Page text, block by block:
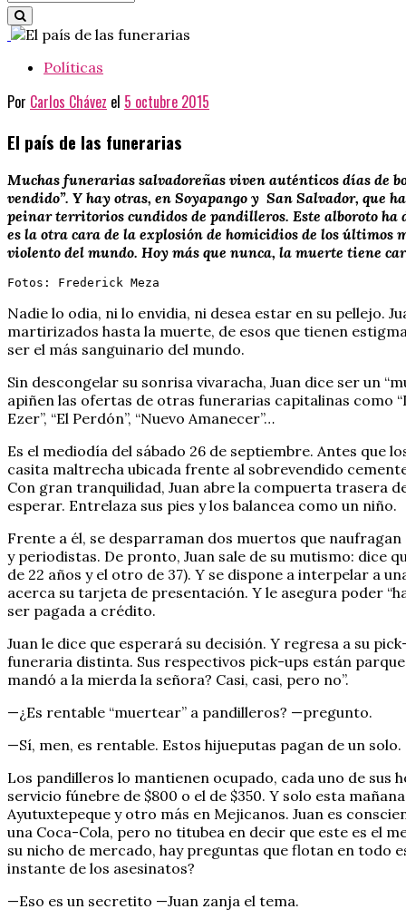
Políticas
Por Carlos Chávez el 5 octubre 2015
El país de las funerarias
Muchas funerarias salvadoreñas viven auténticos días de
vendido”. Y hay otras, en Soyapango y San Salvador, que
peinar territorios cundidos de pandilleros. Este alboroto
es la otra cara de la explosión de homicidios de los últimos
violento del mundo. Hoy más que nunca, la muerte tiene
Fotos: Frederick Meza
Nadie lo odia, ni lo envidia, ni desea estar en su pellejo.
martirizados hasta la muerte, de esos que tienen
ser el más sanguinario del mundo.
Sin descongelar su sonrisa vivaracha, Juan dice ser un
apiñen las ofertas de otras funerarias capitalinas como “La
Ezer”, “El Perdón”, “Nuevo Amanecer”…
Es el mediodía del sábado 26 de septiembre. Antes que
casita maltrecha ubicada frente al sobrevendido
Con gran tranquilidad, Juan abre la compuerta trasera
esperar. Entrelaza sus pies y los balancea como un niño.
Frente a él, se desparraman dos muertos que
y periodistas. De pronto, Juan sale de su mutismo: dice
de 22 años y el otro de 37). Y se dispone a interpelar a
acerca su tarjeta de presentación. Y le asegura poder
ser pagada a crédito.
Juan le dice que esperará su decisión. Y regresa a su
funeraria distinta. Sus respectivos pick-ups están
mandó a la mierda la señora? Casi, casi, pero no”.
—¿Es rentable “muertear” a pandilleros? —pregunto.
—Sí, men, es rentable. Estos hijueputas pagan de un
Los pandilleros lo mantienen ocupado, cada uno de
servicio fúnebre de $800 o el de $350. Y solo esta
Ayutuxtepeque y otro más en Mejicanos. Juan es
una Coca-Cola, pero no titubea en decir que este es el
su nicho de mercado, hay preguntas que flotan en todo
instante de los asesinatos?
—Eso es un secretito —Juan zanja el tema.